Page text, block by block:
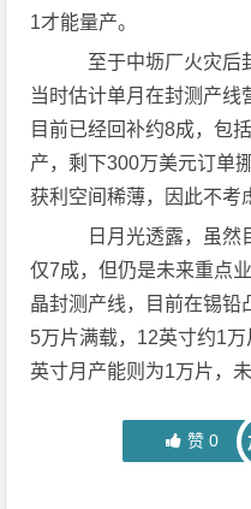
1才能量产。
至于中坜厂火灾后
当时估计单月在封测产线
目前已经回补约8成，包
产，剩下300万美元订单
获利空间稀薄，因此不考
日月光透露，虽然
仅7成，但仍是未来重点
晶封测产线，目前在锡铅
5万片满载，12英寸约1
英寸月产能则为1万片，
赞 0